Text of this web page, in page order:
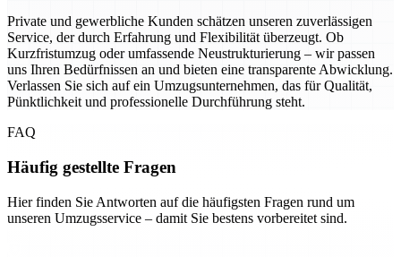
Private und gewerbliche Kunden schätzen unseren zuverlässigen
Service, der durch Erfahrung und Flexibilität überzeugt. Ob
Kurzfristumzug oder umfassende Neustrukturierung – wir passen
uns Ihren Bedürfnissen an und bieten eine transparente Abwicklung.
Verlassen Sie sich auf ein Umzugsunternehmen, das für Qualität,
Pünktlichkeit und professionelle Durchführung steht.
FAQ
Häufig gestellte Fragen
Hier finden Sie Antworten auf die häufigsten Fragen rund um
unseren Umzugsservice – damit Sie bestens vorbereitet sind.